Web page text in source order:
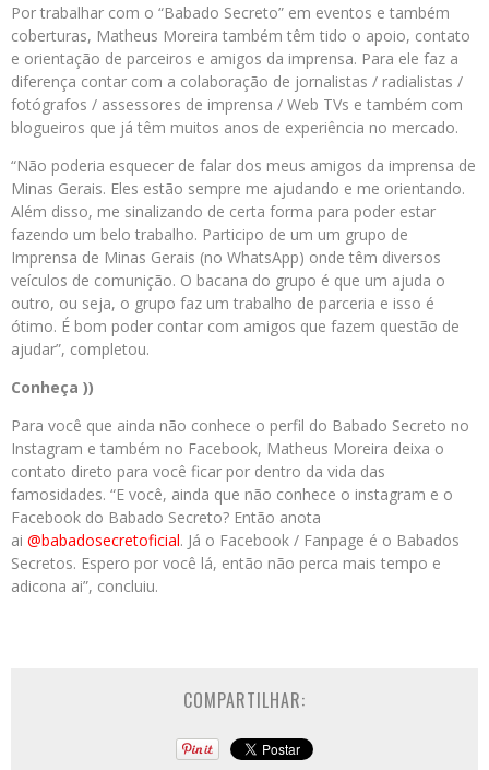
Por trabalhar com o “Babado Secreto” em eventos e também
coberturas, Matheus Moreira também têm tido o apoio, contato
e orientação de parceiros e amigos da imprensa. Para ele faz a
diferença contar com a colaboração de jornalistas / radialistas /
fotógrafos / assessores de imprensa / Web TVs e também com
blogueiros que já têm muitos anos de experiência no mercado.
“Não poderia esquecer de falar dos meus amigos da imprensa de
Minas Gerais. Eles estão sempre me ajudando e me orientando.
Além disso, me sinalizando de certa forma para poder estar
fazendo um belo trabalho. Participo de um um grupo de
Imprensa de Minas Gerais (no WhatsApp) onde têm diversos
veículos de comunição. O bacana do grupo é que um ajuda o
outro, ou seja, o grupo faz um trabalho de parceria e isso é
ótimo. É bom poder contar com amigos que fazem questão de
ajudar”, completou.
Conheça ))
Para você que ainda não conhece o perfil do Babado Secreto no
Instagram e também no Facebook, Matheus Moreira deixa o
contato direto para você ficar por dentro da vida das
famosidades. “E você, ainda que não conhece o instagram e o
Facebook do Babado Secreto? Então anota
ai @babadosecretoficial. Já o Facebook / Fanpage é o Babados
Secretos. Espero por você lá, então não perca mais tempo e
adicona ai”, concluiu.
COMPARTILHAR: